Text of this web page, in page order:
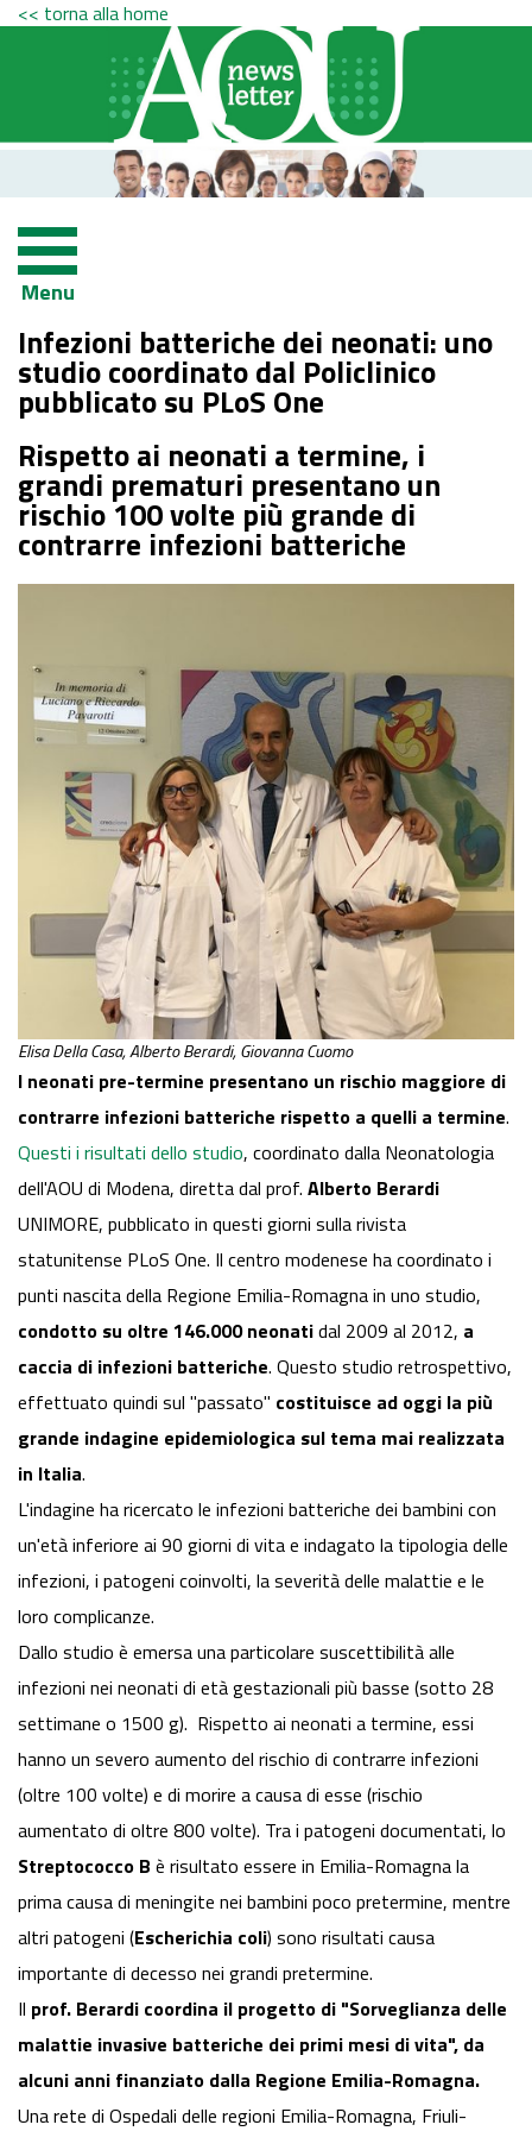
<< torna alla home
Menu
Infezioni batteriche dei neonati: uno
studio coordinato dal Policlinico
pubblicato su PLoS One
Rispetto ai neonati a termine, i
grandi prematuri presentano un
rischio 100 volte più grande di
contrarre infezioni batteriche
Elisa Della Casa, Alberto Berardi, Giovanna Cuomo
I neonati pre-termine presentano un rischio maggiore di
contrarre infezioni batteriche rispetto a quelli a termine.
Questi i risultati dello studio, coordinato dalla Neonatologia
dell'AOU di Modena, diretta dal prof. Alberto Berardi
UNIMORE, pubblicato in questi giorni sulla rivista
statunitense PLoS One. Il centro modenese ha coordinato i
punti nascita della Regione Emilia-Romagna in uno studio,
condotto su oltre 146.000 neonatidal 2009 al 2012, a
caccia di infezioni batteriche. Questo studio retrospettivo,
effettuato quindi sul "passato" costituisce ad oggi la più
grande indagine epidemiologica sul tema mai realizzata
in Italia.
L'indagine ha ricercato le infezioni batteriche dei bambini con
un'età inferiore ai 90 giorni di vita e indagato la tipologia delle
infezioni, i patogeni coinvolti, la severità delle malattie e le
loro complicanze.
Dallo studio è emersa una particolare suscettibilità alle
infezioni nei neonati di età gestazionali più basse (sotto 28
settimane o 1500 g). Rispetto ai neonati a termine, essi
hanno un severo aumento del rischio di contrarre infezioni
(oltre 100 volte) e di morire a causa di esse (rischio
aumentato di oltre 800 volte). Tra i patogeni documentati, lo
Streptococco B è risultato essere in Emilia-Romagna la
prima causa di meningite nei bambini poco pretermine, mentre
altri patogeni (Escherichia coli) sono risultati causa
importante di decesso nei grandi pretermine.
Il prof. Berardi coordina il progetto di "Sorveglianza delle
malattie invasive batteriche dei primi mesi di vita", da
alcuni anni finanziato dalla Regione Emilia-Romagna.
Una rete di Ospedali delle regioni Emilia-Romagna, Friuli-